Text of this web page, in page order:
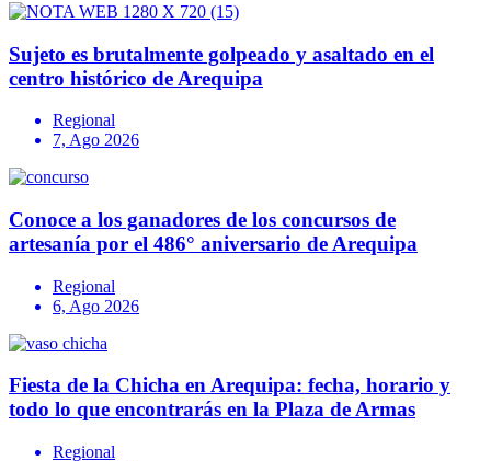
Sujeto es brutalmente golpeado y asaltado en el
centro histórico de Arequipa
Regional
7, Ago 2026
Conoce a los ganadores de los concursos de
artesanía por el 486° aniversario de Arequipa
Regional
6, Ago 2026
Fiesta de la Chicha en Arequipa: fecha, horario y
todo lo que encontrarás en la Plaza de Armas
Regional